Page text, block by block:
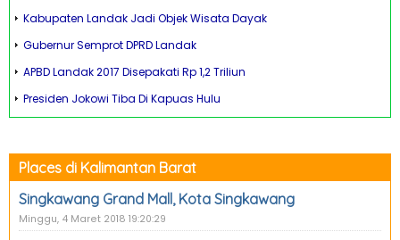
Kabupaten Landak Jadi Objek Wisata Dayak
Gubernur Semprot DPRD Landak
APBD Landak 2017 Disepakati Rp 1,2 Triliun
Presiden Jokowi Tiba Di Kapuas Hulu
Places di Kalimantan Barat
Singkawang Grand Mall, Kota Singkawang
Minggu, 4 Maret 2018 19:20:29